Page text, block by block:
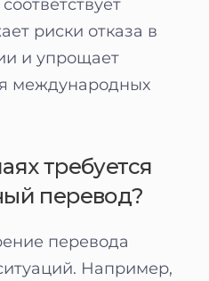
риски отказа в
и упрощает
международных
требуется
перевод?
перевода
Например,